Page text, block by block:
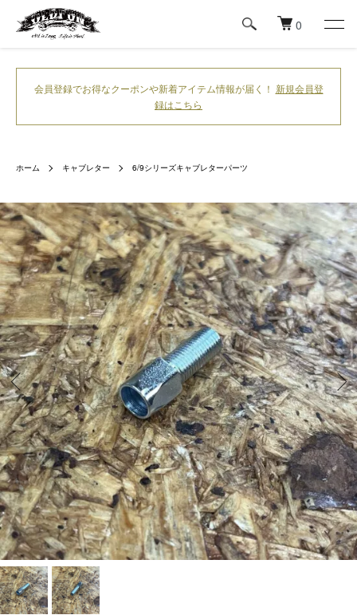
0
会員登録でお得なクーポンや新着アイテム情報が届く！ 新規会員登
録はこちら
ホーム キャブレター 6/9シリーズキャブレターパーツ